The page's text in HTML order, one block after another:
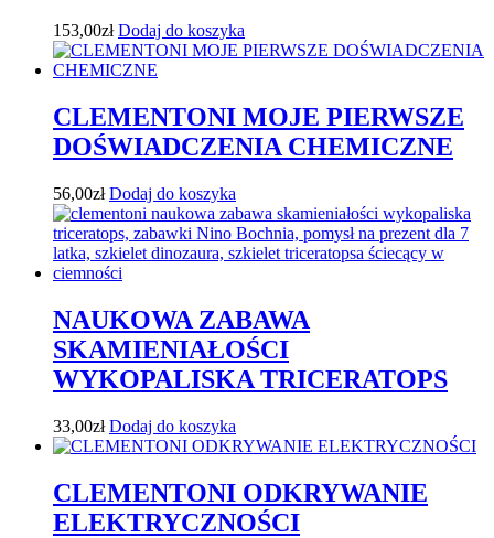
153,00zł Dodaj do koszyka
CLEMENTONI MOJE PIERWSZE
DOŚWIADCZENIA CHEMICZNE
56,00zł Dodaj do koszyka
NAUKOWA ZABAWA
SKAMIENIAŁOŚCI
WYKOPALISKA TRICERATOPS
33,00zł Dodaj do koszyka
CLEMENTONI ODKRYWANIE
ELEKTRYCZNOŚCI